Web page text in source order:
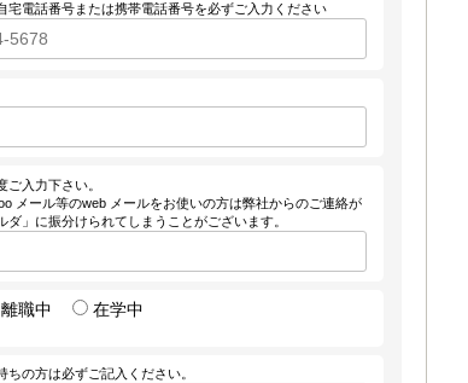
宅電話番号または携帯電話番号を必ずご入力ください
入力下さい。
メール等のweb メールをお使いの方は弊社からのご連絡が
ダ」に振分けられてしまうことがございます。
離職中 在学中
の方は必ずご記入ください。